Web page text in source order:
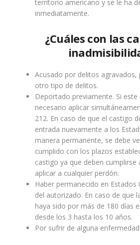
territorio americano y se le ha
inmediatamente.
¿Cuáles con las
Acusado por delitos agravados,
otro tipo de delitos.
Deportado previamente. Si este
necesario aplicar
212. En caso de que el castigo
entrada nuevamente a los
manera permanente, se debe
cumplido con los plazos
castigo ya que deben cumplirse
aplicar a cualquier perdón.
Haber permanecido en
del autorizado. En caso de que
haya sido por más de 180 días
desde los 3 hasta los 10 años.
Por sufrir de alguna